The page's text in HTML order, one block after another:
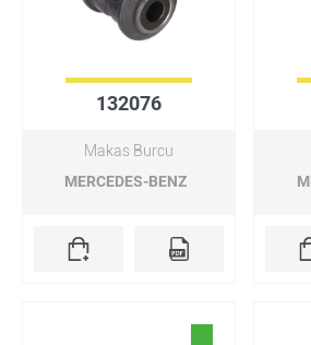
132076
Makas Burcu
MERCEDES-BENZ